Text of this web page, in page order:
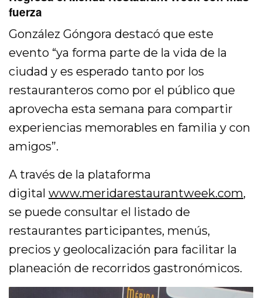
fuerza
González Góngora destacó que este
evento “ya forma parte de la vida de la
ciudad y es esperado tanto por los
restauranteros como por el público que
aprovecha esta semana para compartir
experiencias memorables en familia y con
amigos”.
A través de la plataforma
digitalwww.meridarestaurantweek.com,
se puede consultar el listado de
restaurantes participantes, menús,
precios y geolocalización para facilitar la
planeación de recorridos gastronómicos.